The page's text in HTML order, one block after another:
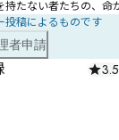
投稿によるものです
者申請
3.5